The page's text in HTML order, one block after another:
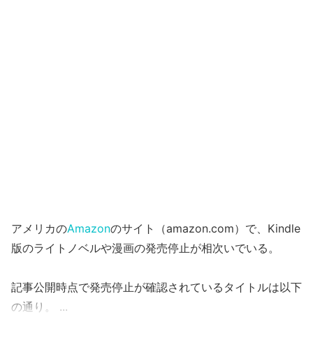
アメリカのAmazonのサイト（amazon.com）で、Kindle
版のライトノベルや漫画の発売停止が相次いでいる。
記事公開時点で発売停止が確認されているタイトルは以下
の通り。 ...